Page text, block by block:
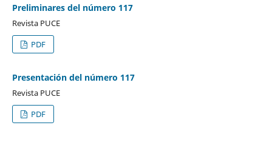
Preliminares del número 117
Revista PUCE
PDF
Presentación del número 117
Revista PUCE
PDF